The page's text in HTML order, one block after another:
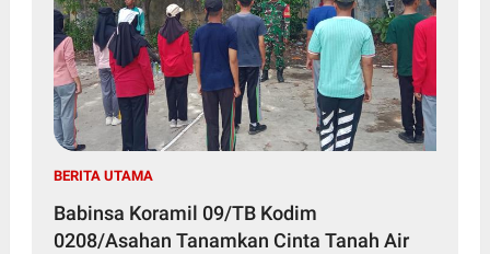
BERITA UTAMA
Babinsa Koramil 09/TB Kodim
0208/Asahan Tanamkan Cinta Tanah Air